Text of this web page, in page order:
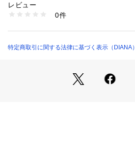
商品番号：
KW41323 （ショップ）
レビュー
0件
特定商取引に関する法律に基づく表示（DIANA）